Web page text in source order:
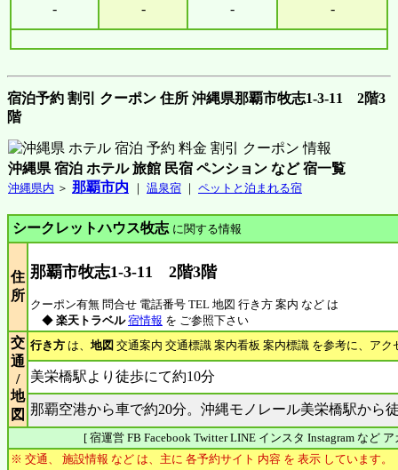
- - - -
宿泊予約 割引 クーポン 住所 沖縄県那覇市牧志1-3-11 2階3
階
沖縄県 宿泊 ホテル 旅館 民宿 ペンション など 宿一覧
沖縄県内 ＞ 那覇市内 ｜ 温泉宿 ｜ ペットと泊まれる宿
シークレットハウス牧志 に関する情報
住
所
那覇市牧志1-3-11 2階3階
クーポン有無 問合せ 電話番号 TEL 地図 行き方 案内 など は
◆ 楽天トラベル 宿情報 を ご参照下さい
交
通
/
地
図
行き方 は、 地図 交通案内 交通標識 案内看板 案内標識 を参考に、アク
美栄橋駅より徒歩にて約10分
那覇空港から車で約20分。沖縄モノレール美栄橋駅から
[ 宿運営 FB Facebook Twitter LINE インスタ Instagram など
※ 交通、 施設情報 など は、主に 各予約サイト 内容 を 表示 しています。